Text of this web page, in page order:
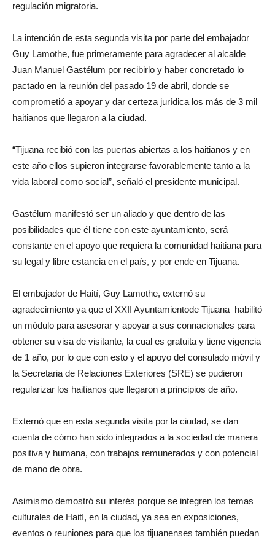
regulación migratoria.
La intención de esta segunda visita por parte del embajador
Guy Lamothe, fue primeramente para agradecer al alcalde
Juan Manuel Gastélum por recibirlo y haber concretado lo
pactado en la reunión del pasado 19 de abril, donde se
comprometió a apoyar y dar certeza jurídica los más de 3 mil
haitianos que llegaron a la ciudad.
“Tijuana recibió con las puertas abiertas a los haitianos y en
este año ellos supieron integrarse favorablemente tanto a la
vida laboral como social”, señaló el presidente municipal.
Gastélum manifestó ser un aliado y que dentro de las
posibilidades que él tiene con este ayuntamiento, será
constante en el apoyo que requiera la comunidad haitiana para
su legal y libre estancia en el país, y por ende en Tijuana.
El embajador de Haití, Guy Lamothe, externó su
agradecimiento ya que el XXII Ayuntamientode Tijuana habilitó
un módulo para asesorar y apoyar a sus connacionales para
obtener su visa de visitante, la cual es gratuita y tiene vigencia
de 1 año, por lo que con esto y el apoyo del consulado móvil y
la Secretaria de Relaciones Exteriores (SRE) se pudieron
regularizar los haitianos que llegaron a principios de año.
Externó que en esta segunda visita por la ciudad, se dan
cuenta de cómo han sido integrados a la sociedad de manera
positiva y humana, con trabajos remunerados y con potencial
de mano de obra.
Asimismo demostró su interés porque se integren los temas
culturales de Haití, en la ciudad, ya sea en exposiciones,
eventos o reuniones para que los tijuanenses también puedan